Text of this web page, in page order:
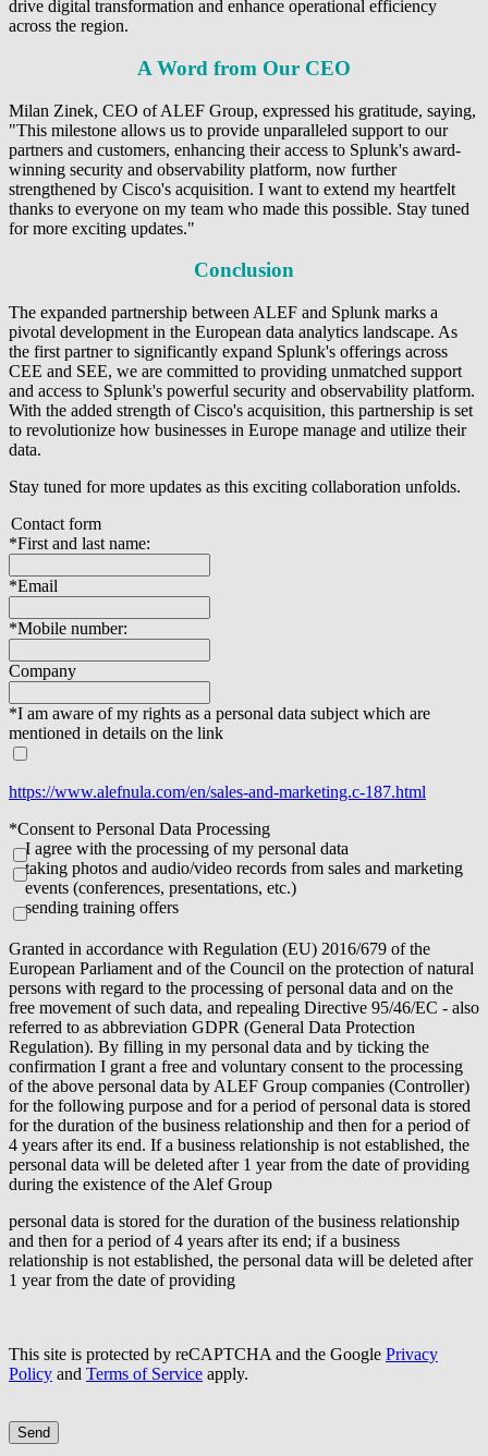
drive digital transformation and enhance operational efficiency
across the region.
A Word from Our CEO
Milan Zinek, CEO of ALEF Group, expressed his gratitude, saying,
"This milestone allows us to provide unparalleled support to our
partners and customers, enhancing their access to Splunk's award-
winning security and observability platform, now further
strengthened by Cisco's acquisition. I want to extend my heartfelt
thanks to everyone on my team who made this possible. Stay tuned
for more exciting updates."
Conclusion
The expanded partnership between ALEF and Splunk marks a
pivotal development in the European data analytics landscape. As
the first partner to significantly expand Splunk's offerings across
CEE and SEE, we are committed to providing unmatched support
and access to Splunk's powerful security and observability platform.
With the added strength of Cisco's acquisition, this partnership is set
to revolutionize how businesses in Europe manage and utilize their
data.
Stay tuned for more updates as this exciting collaboration unfolds.
Contact form
*First and last name:
*Email
*Mobile number:
Company
*I am aware of my rights as a personal data subject which are
mentioned in details on the link
https://www.alefnula.com/en/sales-and-marketing.c-187.html
*Consent to Personal Data Processing
I agree with the processing of my personal data
taking photos and audio/video records from sales and marketing
events (conferences, presentations, etc.)
sending training offers
Granted in accordance with Regulation (EU) 2016/679 of the
European Parliament and of the Council on the protection of natural
persons with regard to the processing of personal data and on the
free movement of such data, and repealing Directive 95/46/EC - also
referred to as abbreviation GDPR (General Data Protection
Regulation). By filling in my personal data and by ticking the
confirmation I grant a free and voluntary consent to the processing
of the above personal data by ALEF Group companies (Controller)
for the following purpose and for a period of personal data is stored
for the duration of the business relationship and then for a period of
4 years after its end. If a business relationship is not established, the
personal data will be deleted after 1 year from the date of providing
during the existence of the Alef Group
personal data is stored for the duration of the business relationship
and then for a period of 4 years after its end; if a business
relationship is not established, the personal data will be deleted after
1 year from the date of providing
This site is protected by reCAPTCHA and the Google Privacy
Policy and Terms of Service apply.